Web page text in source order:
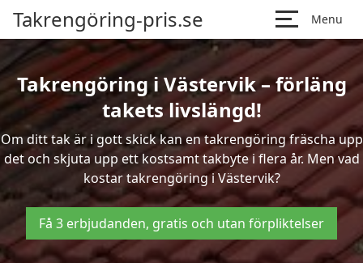
Takrengöring-pris.se Menu
Takrengöring i Västervik – förläng
takets livslängd!
Om ditt tak är i gott skick kan en takrengöring fräscha upp
det och skjuta upp ett kostsamt takbyte i flera år. Men vad
kostar takrengöring i Västervik?
Få 3 erbjudanden, gratis och utan förpliktelser